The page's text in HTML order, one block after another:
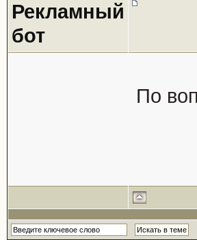
Рекламный
бот
По